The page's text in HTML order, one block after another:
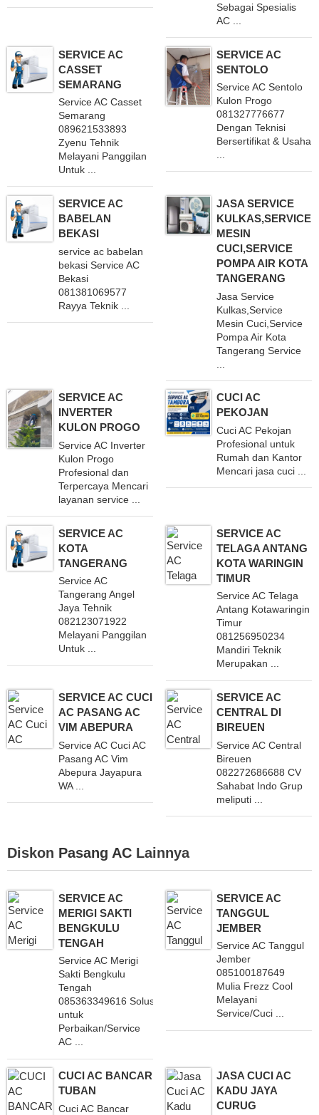
Sebagai Spesialis
AC ...
SERVICE AC
CASSET
SEMARANG
Service AC Casset
Semarang
089621533893
Zyenu Tehnik
Melayani Panggilan
Untuk ...
SERVICE AC
SENTOLO
Service AC Sentolo
Kulon Progo
081327776677
Dengan Teknisi
Bersertifikat & Usaha
SERVICE AC
BABELAN
BEKASI
service ac babelan
bekasi Service AC
Bekasi
081381069577
Rayya Teknik ...
JASA SERVICE
KULKAS,SERVICE
MESIN
CUCI,SERVICE
POMPA AIR KOTA
TANGERANG
Jasa Service
Kulkas,Service
Mesin Cuci,Service
Pompa Air Kota
Tangerang Service
SERVICE AC
INVERTER
KULON PROGO
Service AC Inverter
Kulon Progo
Profesional dan
Terpercaya Mencari
layanan service ...
CUCI AC
PEKOJAN
Cuci AC Pekojan
Profesional untuk
Rumah dan Kantor
Mencari jasa cuci ...
SERVICE AC
KOTA
TANGERANG
Service AC
Tangerang Angel
Jaya Tehnik
082123071922
Melayani Panggilan
Untuk ...
SERVICE AC
TELAGA ANTANG
KOTA WARINGIN
TIMUR
Service AC Telaga
Antang Kotawaringin
Timur
081256950234
Mandiri Teknik
Merupakan ...
SERVICE AC CUCI
AC PASANG AC
VIM ABEPURA
Service AC Cuci AC
Pasang AC Vim
Abepura Jayapura
WA ...
SERVICE AC
CENTRAL DI
BIREUEN
Service AC Central
Bireuen
082272686688 CV
Sahabat Indo Grup
meliputi ...
Diskon Pasang AC Lainnya
SERVICE AC
MERIGI SAKTI
BENGKULU
TENGAH
Service AC Merigi
Sakti Bengkulu
Tengah
085363349616 Solusi
untuk
Perbaikan/Service
AC ...
SERVICE AC
TANGGUL
JEMBER
Service AC Tanggul
Jember
085100187649
Mulia Frezz Cool
Melayani
Service/Cuci ...
CUCI AC BANCAR
TUBAN
Cuci AC Bancar
JASA CUCI AC
KADU JAYA
CURUG